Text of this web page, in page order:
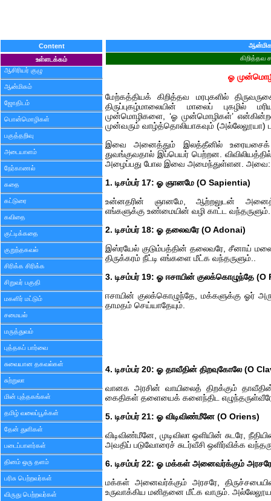
Content
உள்ளடக்கம்
ஆசிரியர் குழு
ஆன்மிகம்
ஜோதிடம்
பொன்மொழிகள்
பகுத்தறிவு
அடையாளம்
நேர்காணல்
கதை
கட்டுரை
கவிதை
குட்டிக்கதை
குறுந்தகவல்
சிரிக்க சிரிக்க
சிறுவர் பகுதி
மகளிர் மட்டும்
சமையல்
மருத்துவம்
புத்தகப் பார்வை
சுவையான தகவல்கள்
சுற்றுலா
மின் புத்தகங்கள்
தமிழ் வலைப்பூக்கள்
தேன் துளிகள்
படைப்பாளர்கள்
தினம் ஒரு தளம்
பரிசு பெற்றவர்கள்
விருது பெற்றவர்கள்
கிறித்தவ
ஓ
மேற்கத்தியக் கிறித்தவ மரபுகளில்
திருப்புகழ்மாலையின் மாலைப் புகழில்
முன்மொழிகளை, ‘ஓ முன்மொழிகள்’
முன்வரும் வாழ்த்தொலியாகவும் (அல்லேலூயா)
இவை அனைத்தும் இலத்தீனில் உரையசைக்
துவங்குவதால் இப்பெயர் பெற்றன.
அழைப்பது போல இவை அமைந்துள்ளன. அவை:
1. டிசம்பர் 17: ஓ ஞானமே (O Sapientia)
உன்னதரின் ஞானமே, ஆற்றலுடன்
எங்களுக்கு உண்மையின் வழி காட்ட வந்தருளும்.
2. டிசம்பர் 18: ஓ தலைவரே (O Adonai)
இஸ்ரயேல் குடும்பத்தின் தலைவரே, சீனாய்
திருக்கரம் நீட்டி எங்களை மீட்க வந்தருளும்..
3. டிசம்பர் 19: ஓ ஈசாயின் குலக்கொழுந்தே (O
ஈசாயின் குலக்கொழுந்தே, மக்களுக்கு ஓர்
தாமதம் செய்யாதேயும்.
4. டிசம்பர் 20: ஓ தாவீதின் திறவுகோலே (O
வானக அரசின் வாயிலைத் திறக்கும்
கைதிகள் தளையைக் களைந்திட
5. டிசம்பர் 21: ஓ விடிவிண்மீனே (O Oriens)
விடிவிண்மீனே, முடிவிலா ஒளியின் சுடரே,
அவதிப் படுவோரைச் சுடர்வீசி ஒளிர்விக்க
6. டிசம்பர் 22: ஓ மக்கள் அனைவர்க்கும்
மக்கள் அனைவர்க்கும் அரசரே,
உருவாக்கிய மனிதனை மீட்க வாரும்.